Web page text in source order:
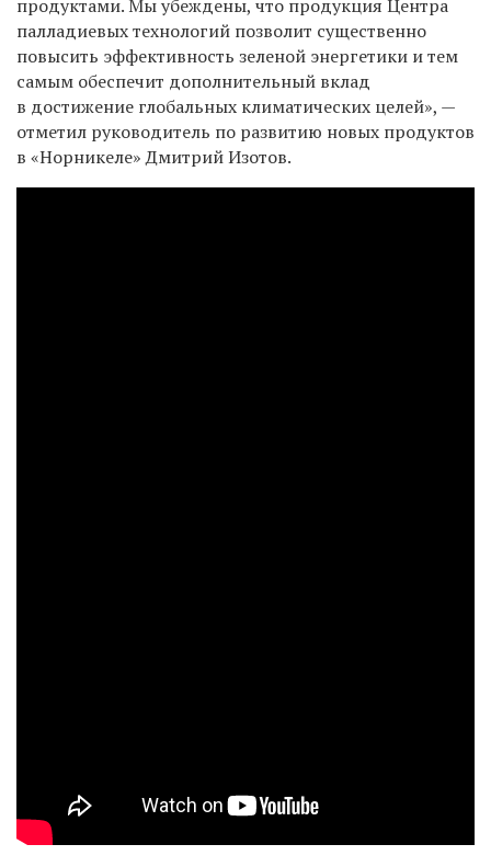
продуктами. Мы убеждены, что продукция Центра
палладиевых технологий позволит существенно
повысить эффективность зеленой энергетики и тем
самым обеспечит дополнительный вклад
в достижение глобальных климатических целей», —
отметил руководитель по развитию новых продуктов
в «Норникеле» Дмитрий Изотов.